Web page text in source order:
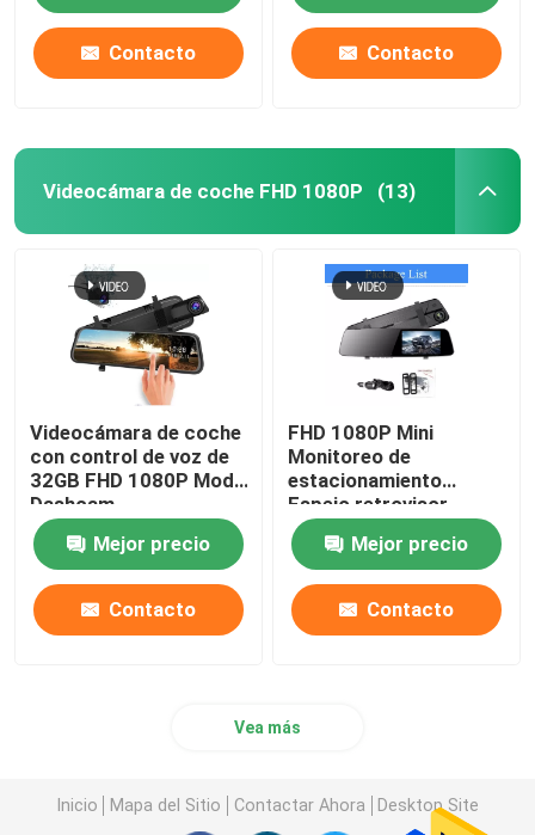
Contacto Contacto
Videocámara de coche FHD 1080P (13)
Videocámara de coche
con control de voz de
32GB FHD 1080P Modo
Dashcam
Estacionamiento IP57
a prueba de agua
Mejor precio
Contacto
FHD 1080P Mini
Monitoreo de
estacionamiento
Espejo retrovisor
Grabador de coche
Cámara de doble lente
5V
Mejor precio
Contacto
Vea más
Inicio Mapa del Sitio Contactar Ahora Desktop Site